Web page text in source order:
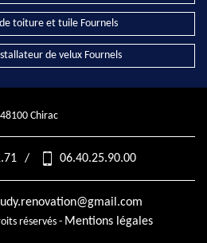
toiture et tuile Fournels
de velux Fournels
48100 Chirac
/ 06.40.25.90.00
réservés - Mentions légales